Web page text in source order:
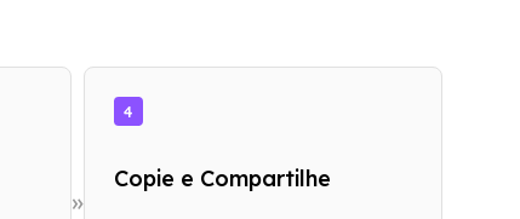
»
4
Copie e Compartilhe